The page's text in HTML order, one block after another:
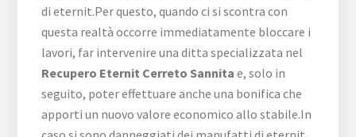
di eternit.Per questo, quando ci si scontra con
questa realtà occorre immediatamente bloccare i
lavori, far intervenire una ditta specializzata nel
Recupero Eternit Cerreto Sannita e, solo in
seguito, poter effettuare anche una bonifica che
apporti un nuovo valore economico allo stabile.In